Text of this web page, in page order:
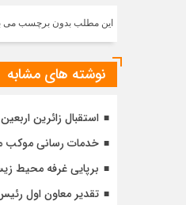
این مطلب بدون برچسب می
نوشته های مشابه
استقبال زائرین
خدمات رسانی موکب محبان
برپایی غرفه محیط
تقدیر معاون اول